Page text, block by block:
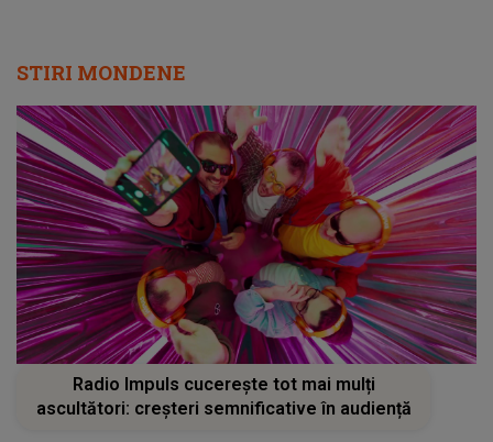
STIRI MONDENE
Radio Impuls cucerește tot mai mulți
ascultători: creșteri semnificative în audiență